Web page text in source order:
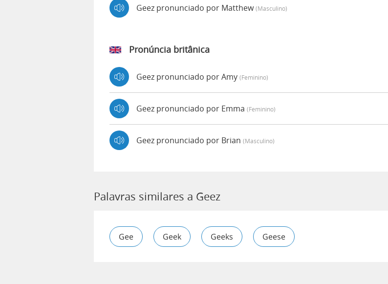
Geez pronunciado por Matthew(masculino)
Pronúncia britânica
Geez pronunciado por Amy (feminino)
Geez pronunciado por Emma (feminino)
Geez pronunciado por Brian (masculino)
Palavras similares a Geez
Gee Geek Geeks Geese